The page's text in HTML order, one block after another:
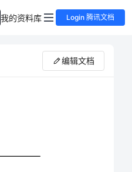
我的资料库 Login 腾讯文档
编辑文档